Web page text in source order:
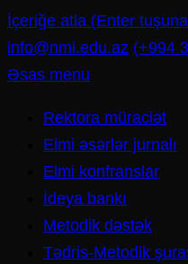
İçeriğe atla (Enter
info@nmi.edu.az (+994
Əsas menu
Rektora müraciət
Elmi əsərlər jurnalı
Elmi konfranslar
İdeya bankı
Metodik dəstək
Tədris-Metodik